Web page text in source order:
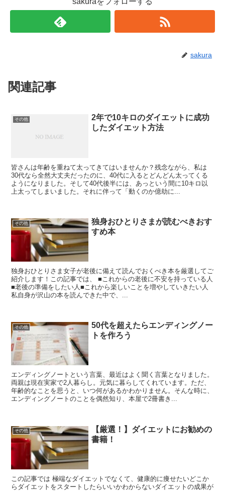
sakura
関連記事
その他
2年で10キロのダイエットに成功
したダイエット方法
皆さんは年齢を重ねて太ってきてはいませんか？残念ながら、私は
30代なら全然大丈夫だったのに、40代に入るとどんどん太ってくる
ようになりました。そして40代後半には、あっという間に10キロ以
上太ってしまいました。それに伴って「動くのか億劫に...
その他
独身おひとりさまが読むべきおす
すめ本
独身おひとりさま女子が老後に備えて読んでおくべき本を厳選してご
紹介します！この記事では、 ■これからの老後に不安を持っている人
■老後の準備をしたい人■これから楽しいことを増やしていきたい人
私自身が沢山の本を読んできた中で、...
その他
50代を超えたらエンディングノー
トを作ろう
エンディングノートという言葉、最近はよく聞く言葉となりました。
両親は現在実家で2人暮らし。元気に暮らしてくれています。ただ、
年齢的なことを思うと、いつ何があるかわかりません。そんな時に、
エンディングノートのことを偶然知り、本屋で2冊書き...
その他
【厳選！】ダイエットにお勧めの
書籍！
この記事では 極端なダイエットでなくて、健康的に痩せたいどこか
らダイエットをスタートしたらいいかわからないダイエットの成果が